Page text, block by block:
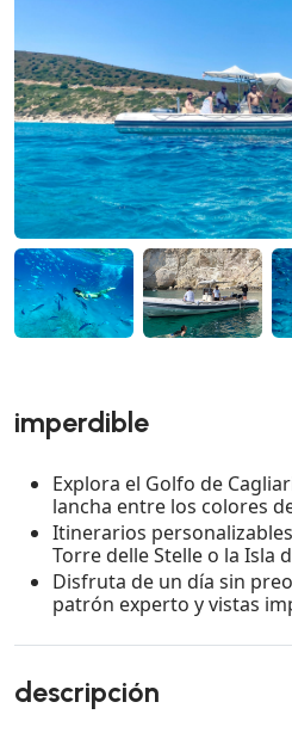
imperdible
Explora el Golfo de
lancha entre los colores
Itinerarios
Torre delle Stelle o la Isla
Disfruta de un día sin
patrón experto y vistas
descripción